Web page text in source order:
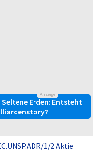
Anzeige
Seltene Erden: Entsteht
1/2 Aktie